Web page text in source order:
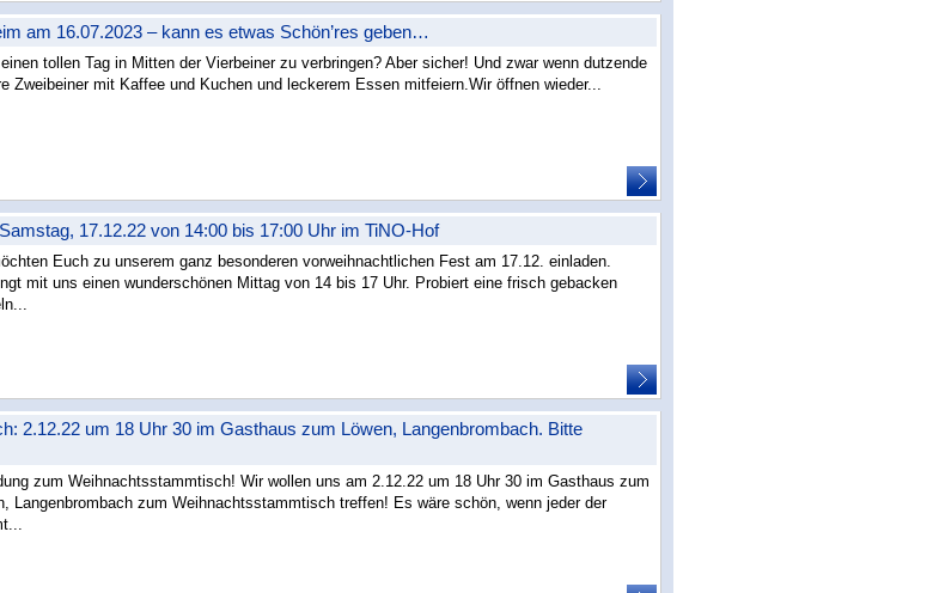
am 16.07.2023 – kann es etwas Schön’res geben…
tollen Tag in Mitten der Vierbeiner zu verbringen? Aber sicher! Und zwar wenn dutzende
Zweibeiner mit Kaffee und Kuchen und leckerem Essen mitfeiern.Wir öffnen wieder...
17.12.22 von 14:00 bis 17:00 Uhr im TiNO-Hof
Euch zu unserem ganz besonderen vorweihnachtlichen Fest am 17.12. einladen.
mit uns einen wunderschönen Mittag von 14 bis 17 Uhr. Probiert eine frisch gebacken
2.12.22 um 18 Uhr 30 im Gasthaus zum Löwen, Langenbrombach. Bitte
zum Weihnachtsstammtisch! Wir wollen uns am 2.12.22 um 18 Uhr 30 im Gasthaus zum
Langenbrombach zum Weihnachtsstammtisch treffen! Es wäre schön, wenn jeder der